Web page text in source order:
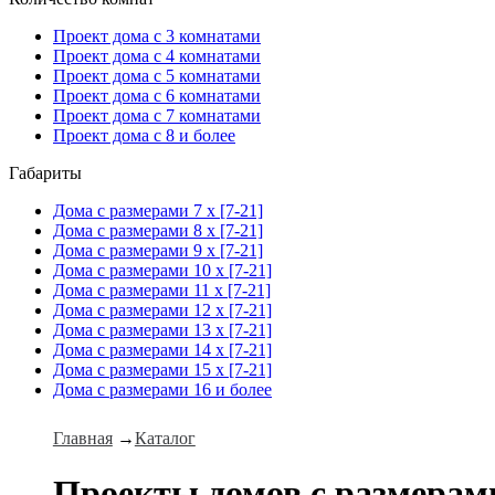
Проект дома с 3 комнатами
Проект дома с 4 комнатами
Проект дома с 5 комнатами
Проект дома с 6 комнатами
Проект дома с 7 комнатами
Проект дома с 8 и более
Габариты
Дома с размерами 7 x [7-21]
Дома с размерами 8 x [7-21]
Дома с размерами 9 x [7-21]
Дома с размерами 10 x [7-21]
Дома с размерами 11 x [7-21]
Дома с размерами 12 x [7-21]
Дома с размерами 13 x [7-21]
Дома с размерами 14 x [7-21]
Дома с размерами 15 x [7-21]
Дома с размерами 16 и более
Главная→Каталог